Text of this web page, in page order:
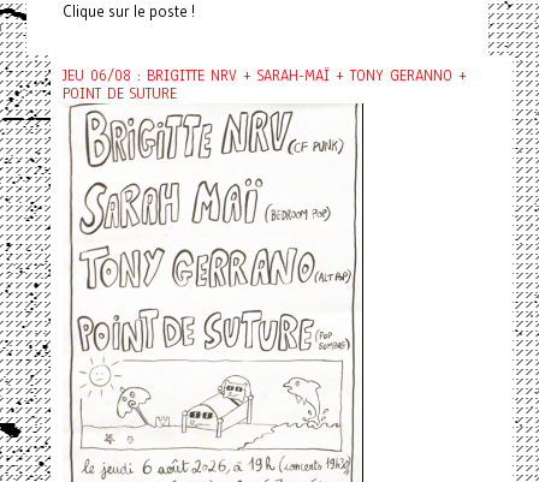
Clique sur le poste !
JEU 06/08 : BRIGITTE NRV + SARAH-MAÏ + TONY GERANNO +
POINT DE SUTURE